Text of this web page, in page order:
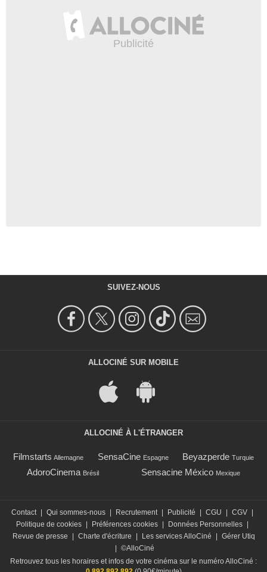
SUIVEZ-NOUS
ALLOCINÉ SUR MOBILE
ALLOCINÉ À L'ÉTRANGER
Filmstarts Allemagne SensaCine Espagne Beyazperde Turquie
AdoroCinema Brésil Sensacine México Mexique
Contact | Qui sommes-nous | Recrutement | Publicité | CGU | CGV |
Politique de cookies | Préférences cookies | Données Personnelles |
Revue de presse
| Charte d'écriture | Les services AlloCiné | Gérer Utiq
| ©AlloCiné
Retrouvez tous les horaires et infos de votre cinéma sur le numéro AlloCiné :